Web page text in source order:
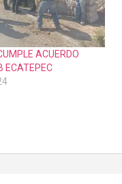
ACUERDO
ECATEPEC